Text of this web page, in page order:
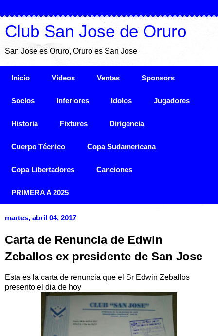
Club San Jose de Oruro
San Jose es Oruro, Oruro es San Jose
Inicio Videos Ventas Sponsors
Socios Inferiores Idolos Jugadores
Historia Fixtures Dirigencia
Cuerpo Técnico Copa Sudamericana
Copa Libertadores Canciones
PRIMERA A 2025
martes, abril 04, 2017
Carta de Renuncia de Edwin
Zeballos ex presidente de San Jose
Esta es la carta de renuncia que el Sr Edwin Zeballos
presento el dia de hoy